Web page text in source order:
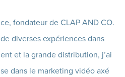
fondateur de CLAP AND CO.
diverses expériences dans
et la grande distribution, j’ai
dans le marketing vidéo axé